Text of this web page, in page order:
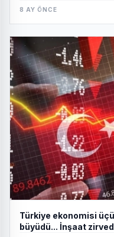
8 AY ÖNCE
Türkiye ekonomisi
büyüdü... İnşaat